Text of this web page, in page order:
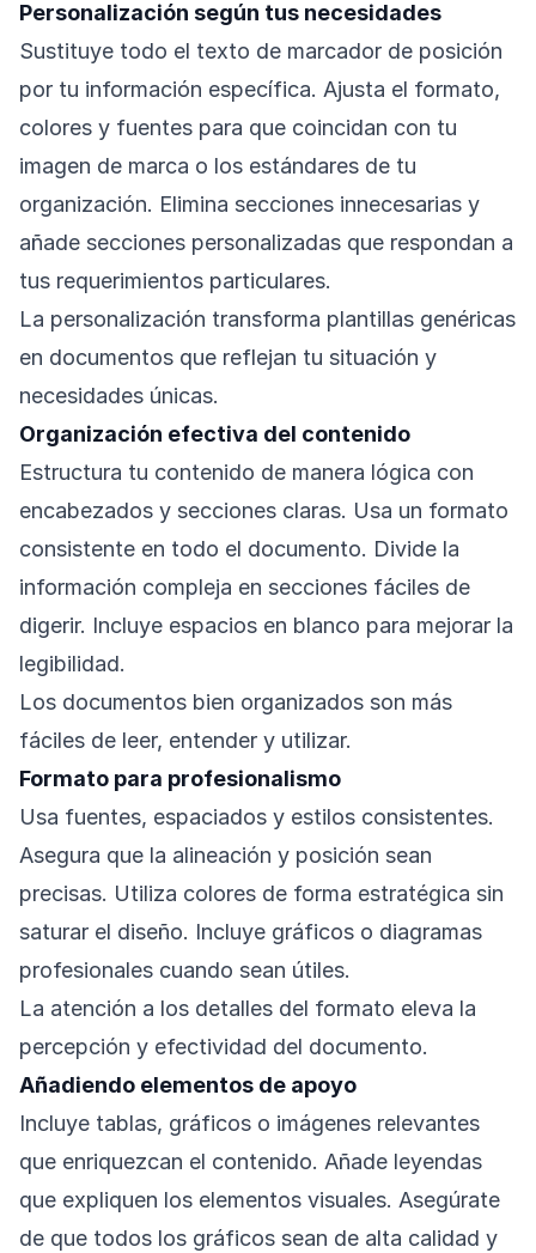
Personalización según tus necesidades
Sustituye todo el texto de marcador de posición
por tu información específica. Ajusta el formato,
colores y fuentes para que coincidan con tu
imagen de marca o los estándares de tu
organización. Elimina secciones innecesarias y
añade secciones personalizadas que respondan a
tus requerimientos particulares.
La personalización transforma plantillas genéricas
en documentos que reflejan tu situación y
necesidades únicas.
Organización efectiva del contenido
Estructura tu contenido de manera lógica con
encabezados y secciones claras. Usa un formato
consistente en todo el documento. Divide la
información compleja en secciones fáciles de
digerir. Incluye espacios en blanco para mejorar la
legibilidad.
Los documentos bien organizados son más
fáciles de leer, entender y utilizar.
Formato para profesionalismo
Usa fuentes, espaciados y estilos consistentes.
Asegura que la alineación y posición sean
precisas. Utiliza colores de forma estratégica sin
saturar el diseño. Incluye gráficos o diagramas
profesionales cuando sean útiles.
La atención a los detalles del formato eleva la
percepción y efectividad del documento.
Añadiendo elementos de apoyo
Incluye tablas, gráficos o imágenes relevantes
que enriquezcan el contenido. Añade leyendas
que expliquen los elementos visuales. Asegúrate
de que todos los gráficos sean de alta calidad y